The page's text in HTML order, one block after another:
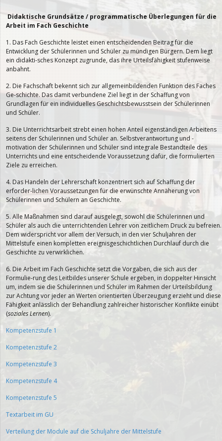
Didaktische Grundsätze / programmatische Überlegungen für die
Arbeit im Fach Geschichte
1. Das Fach Geschichte leistet einen entscheidenden Beitrag für die
Entwicklung der Schülerinnen und Schüler zu mündigen Bürgern. Dem liegt
ein didakti-sches Konzept zugrunde, das ihre Urteilsfähigkeit stufenweise
anbahnt.
2. Die Fachschaft bekennt sich zur allgemeinbildenden Funktion des Faches
Ge-schichte. Das damit verbundene Ziel liegt in der Schaffung von
Grundlagen für ein individuelles Geschichtsbewusstsein der Schülerinnen
und Schüler.
3. Die Unterrichtsarbeit strebt einen hohen Anteil eigenständigen Arbeitens
seitens der Schülerinnen und Schüler an. Selbstverantwortung und -
motivation der Schülerinnen und Schüler sind integrale Bestandteile des
Unterrichts und eine entscheidende Voraussetzung dafür, die formulierten
Ziele zu erreichen.
4. Das Handeln der Lehrerschaft konzentriert sich auf Schaffung der
erforder-lichen Voraussetzungen für die erwünschte Annäherung von
Schülerinnen und Schülern an Geschichte.
5. Alle Maßnahmen sind darauf ausgelegt, sowohl die Schülerinnen und
Schüler als auch die unterrichtenden Lehrer von zeitlichem Druck zu befreien.
Dem widerspricht vor allem der Versuch, in den vier Schuljahren der
Mittelstufe einen kompletten ereignisgeschichtlichen Durchlauf durch die
Geschichte zu verwirklichen.
6. Die Arbeit im Fach Geschichte setzt die Vorgaben, die sich aus der
Formulie-rung des Leitbildes unserer Schule ergeben, in doppelter Hinsicht
um, indem sie die Schülerinnen und Schüler im Rahmen der Urteilsbildung
zur Achtung vor jeder an Werten orientierten Überzeugung erzieht und diese
Fähigkeit anlässlich der Behandlung zahlreicher historischer Konflikte einübt
(soziales Lernen).
Kompetenzstufe 1
Kompetenzstufe 2
Kompetenzstufe 3
Kompetenzstufe 4
Kompetenzstufe 5
Textarbeit im GU
Verteilung der Module auf die Schuljahre der Mittelstufe